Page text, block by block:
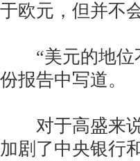
于欧元，但并不
“美元的地位
份报告中写道。
对于高盛来说
加剧了中央银行